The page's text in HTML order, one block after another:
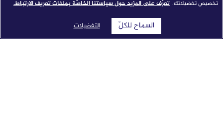
تخصيص تفضيلاتك. تعرّف على المزيد حول سياستنا الخاصّة بملفات تعريف الارتباط.
التفضيلات السماح للكلّ